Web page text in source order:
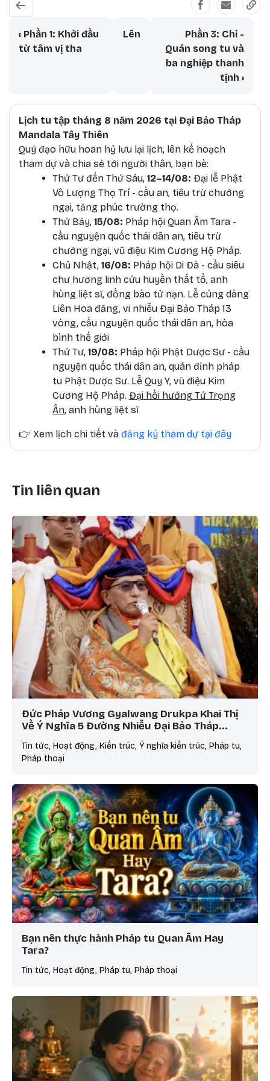
Book traversal links for Con Đường
‹ Phần 1: Khởi đầu
từ tâm vị tha
Lên
Phần 3: Chỉ -
Quán song tu và
ba nghiệp thanh
tịnh›
Lịch tu tập tháng 8 năm 2026 tại Đại Bảo Tháp
Mandala Tây Thiên
Quý đạo hữu hoan hỷ lưu lại lịch, lên kế hoạch
tham dự và chia sẻ tới người thân, bạn bè:
Thứ Tư đến Thứ Sáu, 12–14/08: Đại lễ Phật
Vô Lượng Thọ Trí - cầu an, tiêu trừ chướng
ngại, tăng phúc trường thọ.
Thứ Bảy, 15/08: Pháp hội Quan Âm Tara -
cầu nguyện quốc thái dân an, tiêu trừ
chướng ngại, vũ điệu Kim Cương Hộ Pháp.
Chủ Nhật, 16/08: Pháp hội Di Đà - cầu siêu
chư hương linh cửu huyền thất tổ, anh
hùng liệt sĩ, đồng bào tử nạn. Lễ cúng dàng
Liên Hoa đăng, vi nhiễu Đại Bảo Tháp 13
vòng, cầu nguyện quốc thái dân an, hòa
bình thế giới
Thứ Tư, 19/08: Pháp hội Phật Dược Sư - cầu
nguyện quốc thái dân an, quán đỉnh pháp
tu Phật Dược Sư. Lễ Quy Y, vũ điệu Kim
Cương Hộ Pháp. Đại hồi hướng Tứ Trọng
Ân, anh hùng liệt sĩ
👉 Xem lịch chi tiết và đăng ký tham dự tại đây
Tin liên quan
Đức Pháp Vương Gyalwang Drukpa Khai Thị
Về Ý Nghĩa 5 Đường Nhiễu Đại Bảo Tháp…
Tin tức, Hoạt động, Kiến trúc, Ý nghĩa kiến trúc, Pháp tu,
Pháp thoại
Bạn nên thực hành Pháp tu Quan Âm Hay
Tara?
Tin tức, Hoạt động, Pháp tu, Pháp thoại